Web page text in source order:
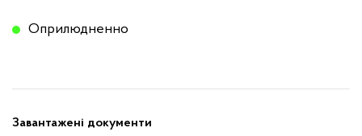
Оприлюдненно
Завантажені документи